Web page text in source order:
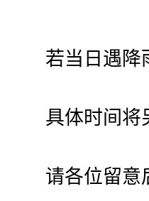
若当日遇降
具体时间将
请各位留意